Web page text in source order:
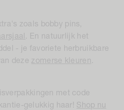
zoals bobby pins,
. En natuurlijk het
- je favoriete herbruikbare
deze zomerse kleuren .
met code
gelukkig haar! Shop nu